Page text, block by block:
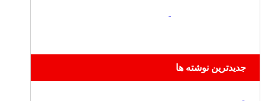
جدیدترین نوشته ها